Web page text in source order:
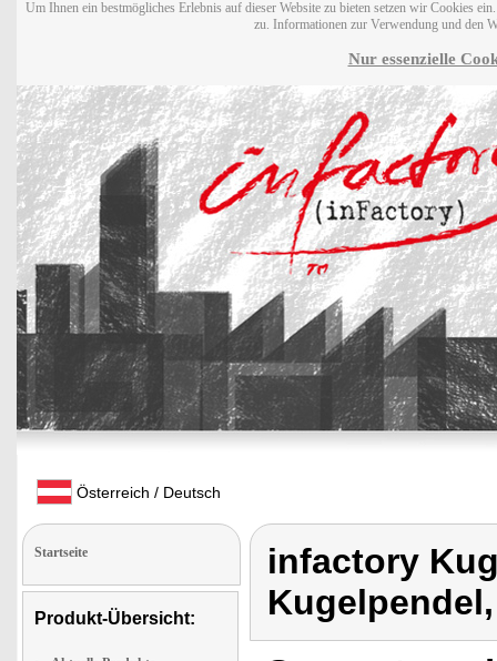
Um Ihnen ein bestmögliches Erlebnis auf dieser Website zu bieten setzen wir Cookies
zu. Informationen zur Verwendung und den
Nur essenzielle
Österreich / Deutsch
Startseite
Produkt-Übersicht:
infactory